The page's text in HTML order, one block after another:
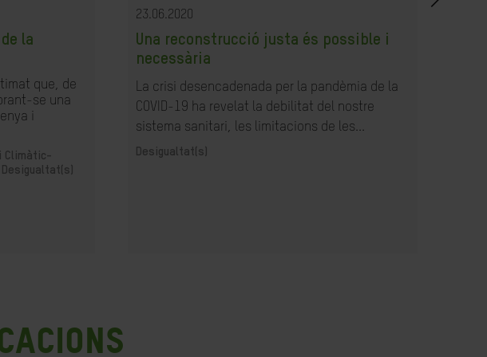
la
que, de
se una
i
Climàtic-
Desigualtat(s)
23.06.2020
Una reconstrucció justa és possible i
necessària
La crisi desencadenada per la pandèmia de la
COVID-19 ha revelat la debilitat del nostre
sistema sanitari, les limitacions de les...
Desigualtat(s)